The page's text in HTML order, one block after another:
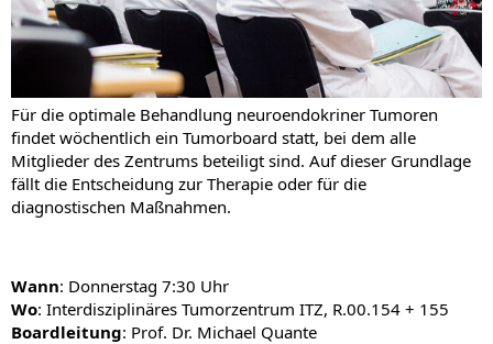
Für die optimale Behandlung neuroendokriner Tumoren
findet wöchentlich ein Tumorboard statt, bei dem alle
Mitglieder des Zentrums beteiligt sind. Auf dieser Grundlage
fällt die Entscheidung zur Therapie oder für die
diagnostischen Maßnahmen.
Wann: Donnerstag 7:30 Uhr
Wo: Interdisziplinäres Tumorzentrum ITZ, R.00.154 + 155
Boardleitung: Prof. Dr. Michael Quante